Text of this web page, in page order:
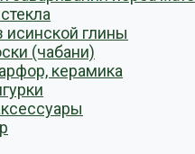
исинской глины
(чабани)
керамика